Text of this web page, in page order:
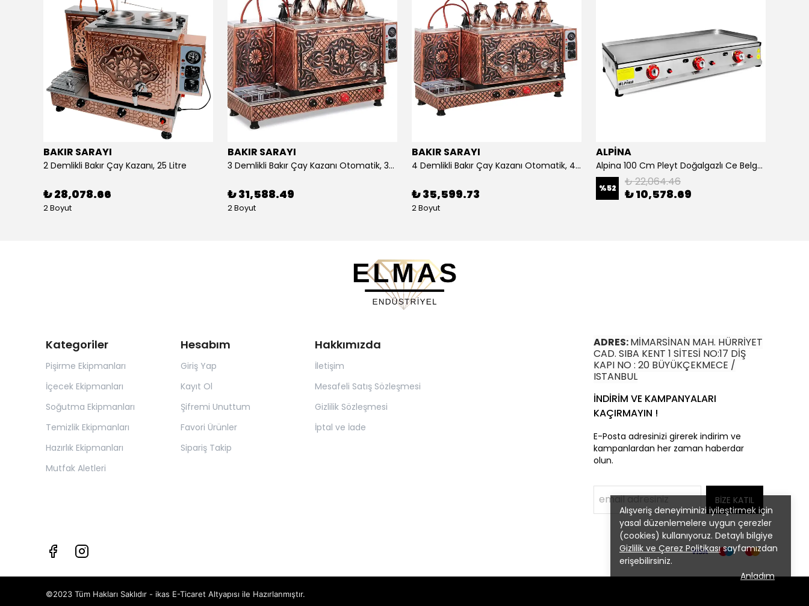
Alışveriş deneyiminizi iyileştirmek için
yasal düzenlemelere uygun çerezler
(cookies) kullanıyoruz. Detaylı bilgiye
Gizlilik ve Çerez Politikasısayfamızdan
erişebilirsiniz.
Anladım
BAKIR SARAYI
2 Demlikli Bakır Çay Kazanı, 25 Litre
₺ 28,078.66
2 Boyut
BAKIR SARAYI
3 Demlikli Bakır Çay Kazanı Otomatik, 30 Litre
₺ 31,588.49
2 Boyut
BAKIR SARAYI
4 Demlikli Bakır Çay Kazanı Otomatik, 40 Litre
₺ 35,599.73
2 Boyut
ALPİNA
Alpina 100 Cm Pleyt Doğalgazlı Ce Belgeli
%52 ₺ 22,064.46
₺ 10,578.69
Kategoriler
Pişirme Ekipmanları
İçecek Ekipmanları
Soğutma Ekipmanları
Temizlik Ekipmanları
Hazırlık Ekipmanları
Mutfak Aletleri
Hesabım
Giriş Yap
Kayıt Ol
Şifremi Unuttum
Favori Ürünler
Sipariş Takip
Hakkımızda
İletişim
Mesafeli Satış Sözleşmesi
Gizlilik Sözleşmesi
İptal ve İade
ADRES:MİMARSİNAN MAH. HÜRRİYET
CAD. SIBA KENT 1 SİTESİ NO:17 DİŞ
KAPI NO : 20 BÜYÜKÇEKMECE /
ISTANBUL
İNDİRİM VE KAMPANYALARI
KAÇIRMAYIN !
E-Posta adresinizi girerek indirim ve
kampanlardan her zaman haberdar
olun.
BİZE KATIL
©2023 Tüm Hakları Saklıdır - ikas E-Ticaret Altyapısı ile Hazırlanmıştır.